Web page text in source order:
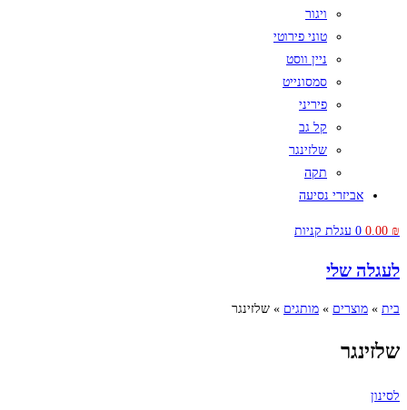
ויגור
טוני פירוטי
ניין ווסט
סמסונייט
פיריני
קל גב
שלזינגר
תקה
אביזרי נסיעה
0.00 ₪
0 עגלת קניות
לעגלה שלי
בית » מוצרים » מותגים » שלזינגר
שלזינגר
לסינון